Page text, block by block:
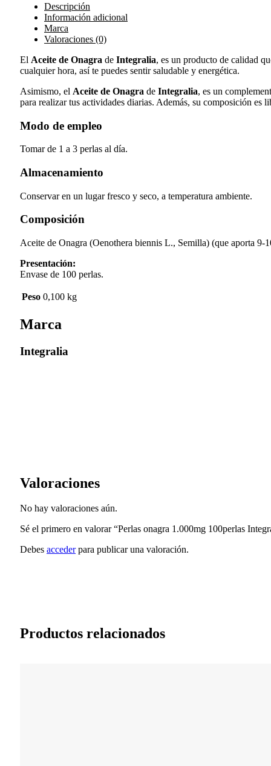
Descripción
Información adicional
Marca
Valoraciones (0)
El Aceite de Onagra de Integralia, es un producto de calidad
cualquier hora, así te puedes sentir saludable y energética.
Asimismo, el Aceite de Onagra de Integralia, es un
para realizar tus actividades diarias. Además, su composición es
Modo de empleo
Tomar de 1 a 3 perlas al día.
Almacenamiento
Conservar en un lugar fresco y seco, a temperatura ambiente.
Composición
Aceite de Onagra (Oenothera biennis L., Semilla) (que aporta
Presentación:
Envase de 100 perlas.
Peso 0,100 kg
Marca
Integralia
Valoraciones
No hay valoraciones aún.
Sé el primero en valorar “Perlas onagra 1.000mg 100perlas
Debes accederpara publicar una valoración.
Productos relacionados